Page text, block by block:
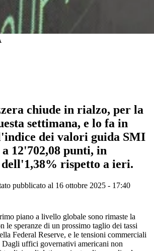
chiude in rialzo, per la
settimana, e lo fa in
dei valori guida SMI
12'702,08 punti, in
dell'1,38% rispetto a ieri.
pubblicato al 16 ottobre 2025 - 17:40
piano a livello globale sono rimaste la
le speranze di un prossimo taglio dei tassi
Federal Reserve, e le tensioni commerciali
uffici governativi americani non